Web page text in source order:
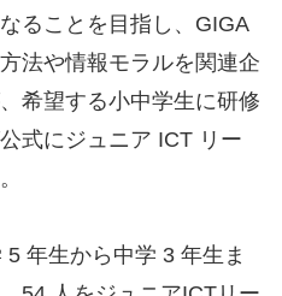
ることを目指し、GIGA
法や情報モラルを関連企
希望する小中学生に研修
式にジュニア ICT リー
5 年生から中学 3 年生ま